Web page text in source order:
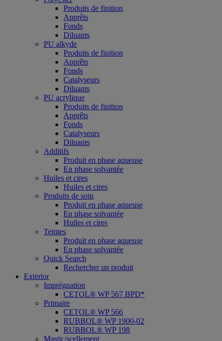
Produits de finition
Apprêts
Fonds
Diluants
PU alkyde
Produits de finition
Apprêts
Fonds
Catalyseurs
Diluants
PU acrylique
Produits de finition
Apprêts
Fonds
Catalyseurs
Diluants
Additifs
Produit en phase aqueuse
En phase solvantée
Huiles et cires
Huiles et cires
Produits de soin
Produit en phase aqueuse
En phase solvantée
Huiles et cires
Teintes
Produit en phase aqueuse
En phase solvantée
Quick Search
Rechercher un produit
Exterior
Imprégnation
CETOL® WP 567 BPD*
Primaire
CETOL® WP 566
RUBBOL® WP 1900-02
RUBBOL® WP 198
Mastic/scellement